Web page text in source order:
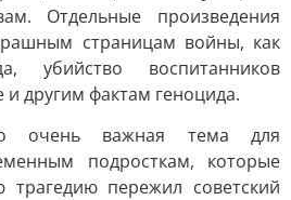
Отдельные произведения
страницам войны, как
убийство воспитанников
и другим фактам геноцида.
очень важная тема для
подросткам, которые
трагедию пережил советский